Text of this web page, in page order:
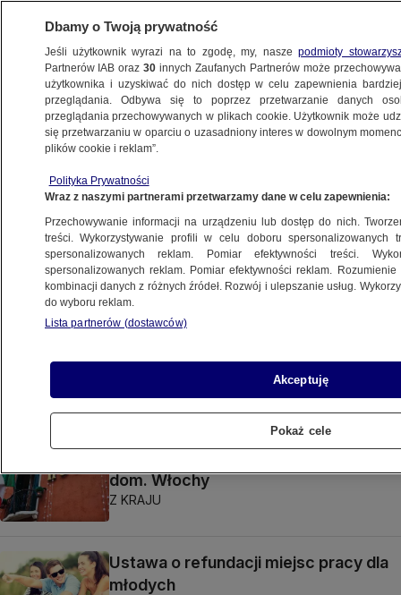
BIZNES
NAJNOWSZE
Trend Micro: celem cyberataków
dane osobowe i urządzenia mobilne
TECH
Najnowsza płyta Adele niedostępna
online
PIENIĄDZE
białoruskich przedsiębiorstw
dom. Włochy
Z KRAJU
Ustawa o refundacji miejsc pracy dla
młodych
Dbamy o Twoją prywatność
Jeśli użytkownik wyrazi na to zgodę, my, naszepodmioty
Partnerów IAB oraz30 innych Zaufanych Partnerów może
użytkownika i uzyskiwać do nich dostęp w celu zapewnienia
przeglądania. Odbywa się to poprzez przetwarzanie danych
przeglądania przechowywanych w plikach cookie. Użytkownik może
się przetwarzaniu w oparciu o uzasadniony interes w dowolnym
plików cookie i reklam”.
Polityka Prywatności
Wraz z naszymi partnerami przetwarzamy dane w celu zapewnienia:
Przechowywanie informacji na urządzeniu lub dostęp do nich.
treści. Wykorzystywanie profili w celu doboru spersonalizowanych
spersonalizowanych reklam. Pomiar efektywności treści.
spersonalizowanych reklam. Pomiar efektywności reklam.
kombinacji danych z różnych źródeł. Rozwój i ulepszanie usług.
do wyboru reklam.
Lista partnerów (dostawców)
Akceptuję
Pokaż cele